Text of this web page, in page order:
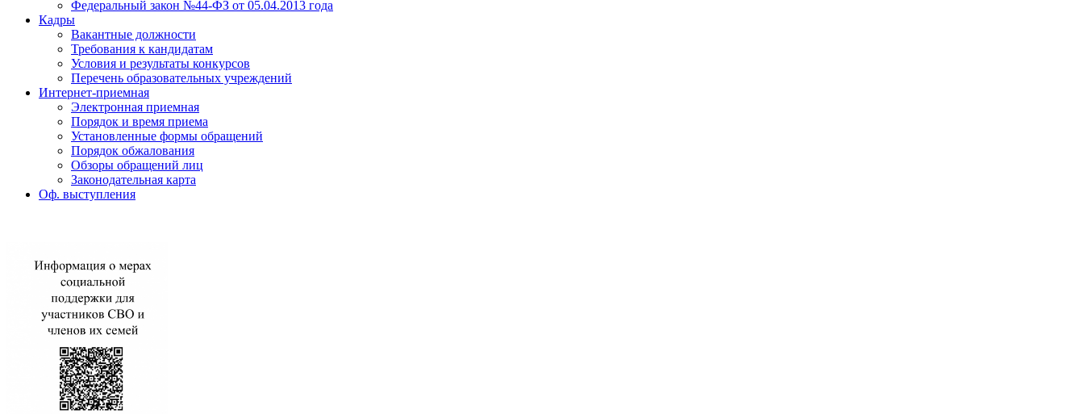
Федеральный закон №44-ФЗ от 05.04.2013 года
Кадры
Вакантные должности
Требования к кандидатам
Условия и результаты конкурсов
Перечень образовательных учреждений
Интернет-приемная
Электронная приемная
Порядок и время приема
Установленные формы обращений
Порядок обжалования
Обзоры обращений лиц
Законодательная карта
Оф. выступления